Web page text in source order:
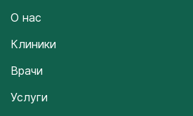
О нас
Клиники
Врачи
Услуги